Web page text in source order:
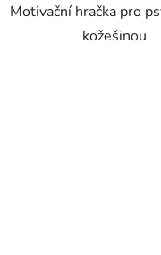
Motivační hračka pro
kožešinou